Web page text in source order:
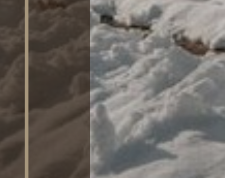
SAUNA
ATTIVITÀ
RICHIEDI
DISPONIBILITÀ /
PRENOTA